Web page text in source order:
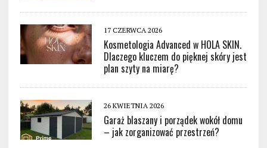
17 CZERWCA 2026
Kosmetologia Advanced w HOLA SKIN.
Dlaczego kluczem do pięknej skóry jest
plan szyty na miarę?
26 KWIETNIA 2026
Garaż blaszany i porządek wokół domu
– jak zorganizować przestrzeń?